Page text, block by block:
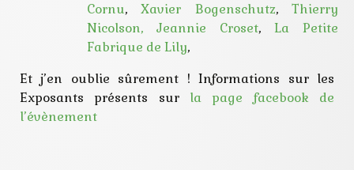
Cornu,Xavier Bogenschutz,Thierry
Nicolson, Jeannie Croset, La Petite
Fabrique de Lily,
Et j’en oublie sûrement ! Informations sur les
Exposants présents sur la page facebook de
l’évènement